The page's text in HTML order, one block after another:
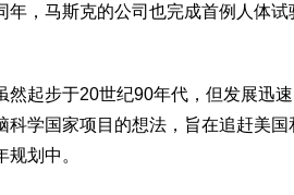
年，马斯克的公司也完成首例人体
然起步于20世纪90年代，但发展迅
科学国家项目的想法，旨在追赶美
划中。